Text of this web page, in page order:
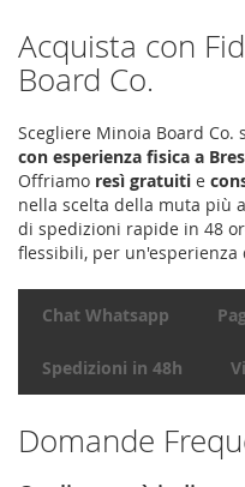
Acquista con
Board Co.
Scegliere Minoia Board
con esperienza fisica a
Offriamo resì gratuiti e
nella scelta della muta più
di spedizioni rapide in 48
flessibili, per un'esperienza
Chat Whatsapp
Spedizioni in 48h
Domande